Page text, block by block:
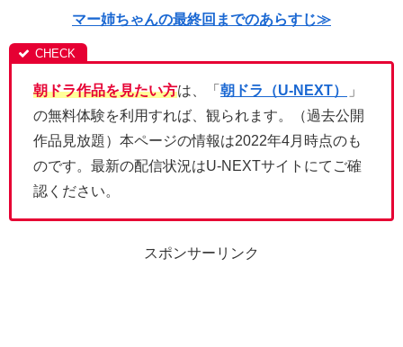
マー姉ちゃんの最終回までのあらすじ≫
朝ドラ作品を見たい方は、「 朝ドラ（U-NEXT）
」
の無料体験を利用すれば、観られます。（過去公開
作品見放題）本ページの情報は2022年4月時点のも
のです。最新の配信状況はU-NEXTサイトにてご確
認ください。
スポンサーリンク